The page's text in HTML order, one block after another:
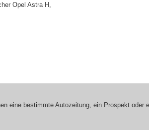
Opel Astra H,
eine bestimmte Autozeitung, ein Prospekt oder